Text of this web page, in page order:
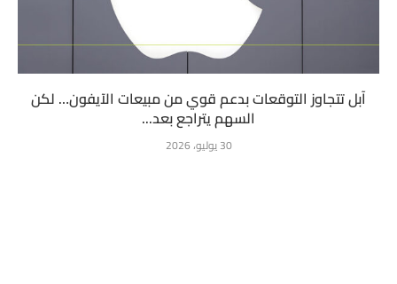
آبل تتجاوز التوقعات بدعم قوي من مبيعات الآيفون… لكن
السهم يتراجع بعد...
30 يوليو، 2026